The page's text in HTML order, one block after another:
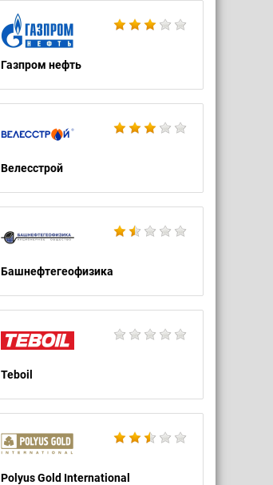
Газпром нефть
Велесстрой
Башнефтегеофизика
Teboil
Polyus Gold International